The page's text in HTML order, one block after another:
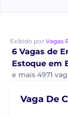
Exibido por Vagas
6 Vagas de
Estoque em
e mais 4971
Vaga De